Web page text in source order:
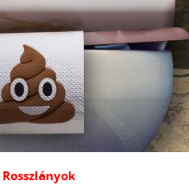
Rosszlányok